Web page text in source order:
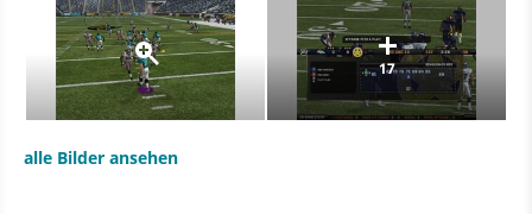
17
alle Bilder ansehen